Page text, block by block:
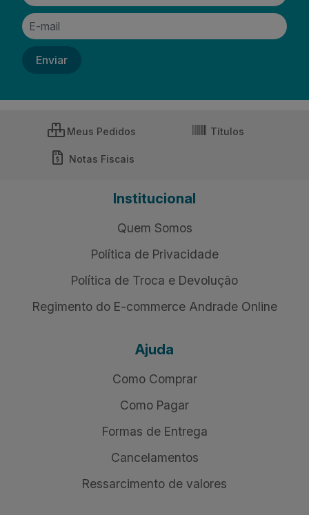
Meus Pedidos Títulos
Notas Fiscais
Institucional
Quem Somos
Política de Privacidade
Política de Troca e Devolução
Regimento do E-commerce Andrade Online
Ajuda
Como Comprar
Como Pagar
Formas de Entrega
Cancelamentos
Ressarcimento de valores